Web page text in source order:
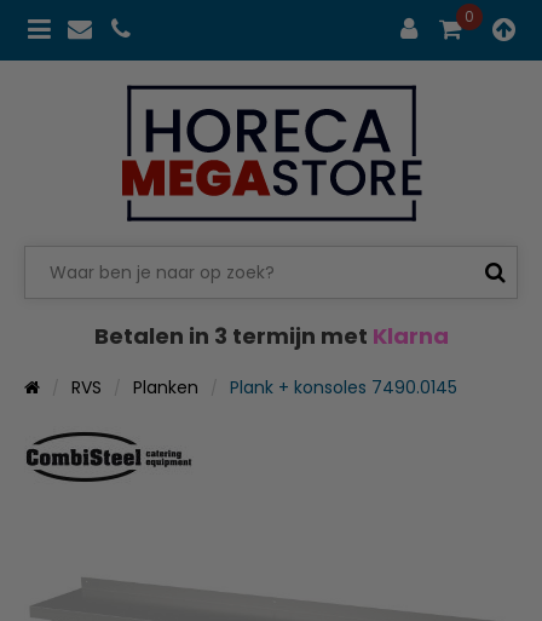
0
Betalen in 3 termijn met Klarna
RVS Planken Plank + konsoles 7490.0145